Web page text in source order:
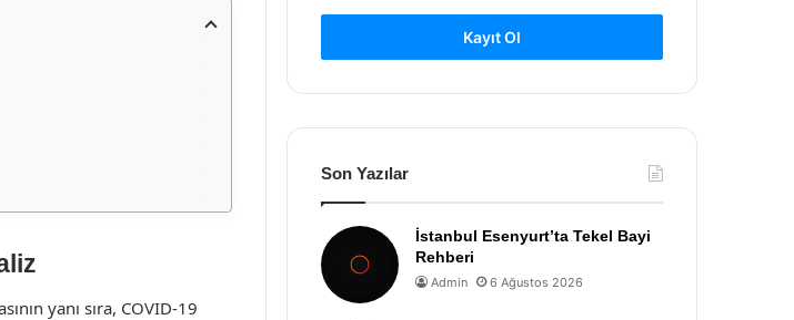
yanı sıra, COVID-19
Kayıt Ol
Son Yazılar
İstanbul Esenyurt’ta Tekel Bayi
Rehberi
Admin 6 Ağustos 2026